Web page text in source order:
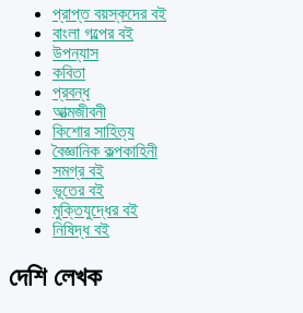
প্রাপ্ত বয়স্কদের বই
বাংলা গল্পের বই
উপন্যাস
কবিতা
প্রবন্ধ
আত্মজীবনী
কিশোর সাহিত্য
বৈজ্ঞানিক কল্পকাহিনী
সমগ্র বই
ভূতের বই
মুক্তিযুদ্ধের বই
নিষিদ্ধ বই
দেশি লেখক